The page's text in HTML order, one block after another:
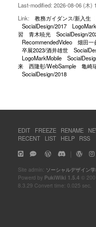
Last-modified: 2026-08-06 (木)
Link:
教務ガイダンス/新入生
SocialDesign/2017
LogoMark
習
青木暁光 SocialDesign/
RecommendedVideo
畑田
卒展2023/酒井雄世
LogoMarkMobile
来
西隆彰/WebSample 亀崎
SocialDesign/2018
EDIT FREEZE RENAME
RECENT
LIST HELP RSS
｜
Site admin: ソーシャルデザイン
Powerd by PukiWiki 1.5.4 ©
8.3.29 Convert time: 0.025 sec.